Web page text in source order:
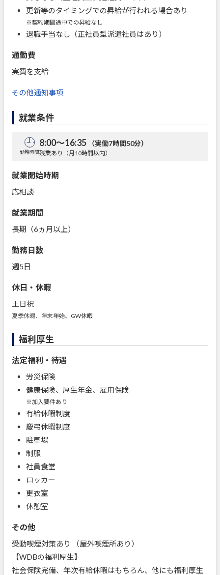
更新等のタイミングでの昇給が行われる場合あり
※契約期間途中での昇給なし
退職手当なし（正社員型派遣社員はあり）
通勤費
実費を支給
その他通知事項
就業条件
勤務時間
8:00～16:35 （実働7時間50分）
残業あり（月10時間以内）
就業開始時期
応相談
就業期間
長期（6ヵ月以上）
勤務日数
週5日
休日・休暇
土日祝
夏季休暇、年末年始、GW休暇
福利厚生
法定福利・待遇
労災保険
健康保険、厚生年金、雇用保険
※加入要件あり
有給休暇制度
慶弔休暇制度
駐車場
制服
社員食堂
ロッカー
更衣室
休憩室
その他
受動喫煙対策あり （屋外喫煙所あり）
【WDBの福利厚生】
社会保険完備、年次有給休暇はもちろん、他にも福利厚生